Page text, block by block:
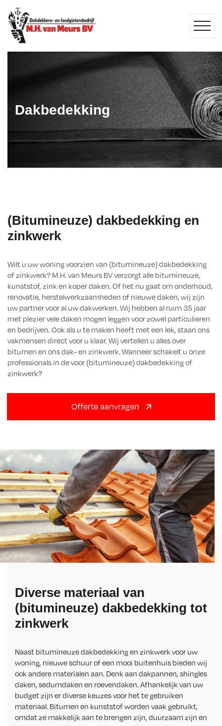
Dakbedekking
(Bitumineuze) dakbedekking en
zinkwerk
Wilt u uw woning voorzien van (bitumineuze) dakbedekking
of zinkwerk? M.H. van Meurs BV verzorgt alle bitumineuze,
kunststof, zink en koper daken. Of het nu gaat om onderhoud,
renovatie, herstelwerkzaamheden of nieuwe daken, wij zijn
uw partner voor al uw dakwerken. Wij hebben al ruim 35 jaar
met plezier vele daken mogen leggen voor zowel particulieren
en bedrijven. Ook als u te maken heeft met een lek, staan ons
vakmensen direct voor u klaar. Wij vertellen u alles over
bitumen en ons dak- en zinkwerk. Wanneer schakelt u onze
professionals in de voor (bitumineuze) dakbedekking of
zinkwerk?
Offerte aanvragen
Diverse materiaal van
(bitumineuze) dakbedekking tot
zinkwerk
Naast bitumineuze dakbedekking en zinkwerk voor uw
woning, nieuwe schuur of een mooi buitenhuis bieden wij
ook andere materialen aan. Denk aan dakpannen, shingles
daken, sedumdaken en roevendaken. Afhankelijk van uw
budget zijn er diverse keuzes voor het te gebruiken
materiaal. Bitumen en kunststof worden vaak gebruikt,
omdat ze makkelijk aan te brengen zijn, duurzaam zijn en